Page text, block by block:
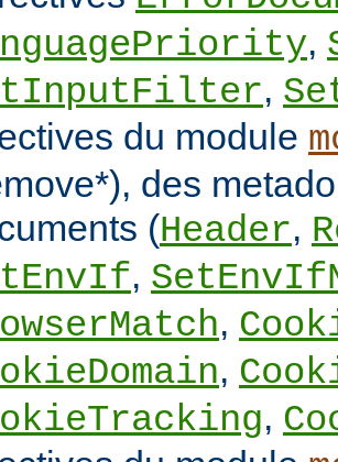
,
,
du module
des
(Header,
,
,
,
,